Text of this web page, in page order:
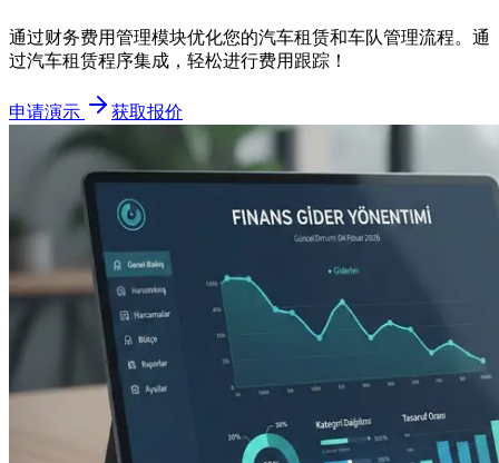
通过财务费用管理模块优化您的汽车租赁和车队管理流程。通
过汽车租赁程序集成，轻松进行费用跟踪！
申请演示 获取报价